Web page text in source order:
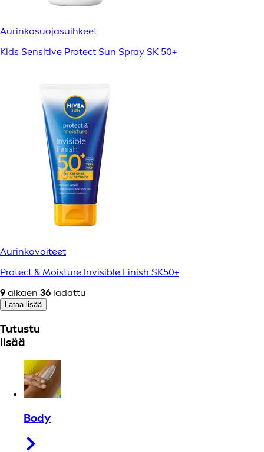
Aurinkosuojasuihkeet
Kids Sensitive Protect Sun Spray SK 50+
Aurinkovoiteet
Protect & Moisture Invisible Finish SK50+
9 alkaen 36 ladattu
Lataa lisää
Tutustu
lisää
Body